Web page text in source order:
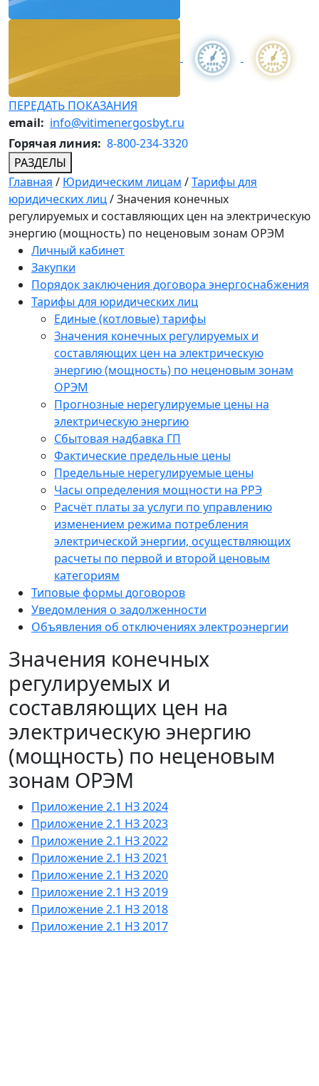
ПЕРЕДАТЬ ПОКАЗАНИЯ
email: info@vitimenergosbyt.ru
Горячая линия: 8-800-234-3320
РАЗДЕЛЫ
Главная / Юридическим лицам /Тарифы для
юридических лиц/Значения конечных
регулируемых и составляющих цен на электрическую
энергию (мощность) по неценовым зонам ОРЭМ
Личный кабинет
Закупки
Порядок заключения договора энергоснабжения
Тарифы для юридических лиц
Единые (котловые) тарифы
Значения конечных регулируемых и
составляющих цен на электрическую
энергию (мощность) по неценовым зонам
ОРЭМ
Прогнозные нерегулируемые цены на
электрическую энергию
Сбытовая надбавка ГП
Фактические предельные цены
Предельные нерегулируемые цены
Часы определения мощности на РРЭ
Расчёт платы за услуги по управлению
изменением режима потребления
электрической энергии, осуществляющих
расчеты по первой и второй ценовым
категориям
Типовые формы договоров
Уведомления о задолженности
Объявления об отключениях электроэнергии
Значения конечных
регулируемых и
составляющих цен на
электрическую энергию
(мощность) по неценовым
зонам ОРЭМ
Приложение 2.1 НЗ 2024
Приложение 2.1 НЗ 2023
Приложение 2.1 НЗ 2022
Приложение 2.1 НЗ 2021
Приложение 2.1 НЗ 2020
Приложение 2.1 НЗ 2019
Приложение 2.1 НЗ 2018
Приложение 2.1 НЗ 2017